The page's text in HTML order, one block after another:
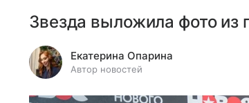
Звезда выложила фото из
Екатерина Опарина
Автор новостей